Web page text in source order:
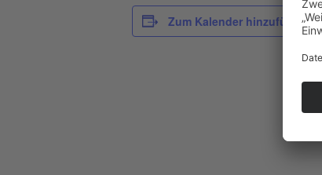
Zum Kalender hinzufügen